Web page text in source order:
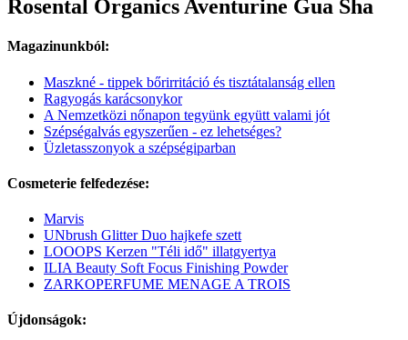
Rosental Organics Aventurine Gua Sha
Magazinunkból:
Maszkné - tippek bőrirritáció és tisztátalanság ellen
Ragyogás karácsonykor
A Nemzetközi nőnapon tegyünk együtt valami jót
Szépségalvás egyszerűen - ez lehetséges?
Üzletasszonyok a szépségiparban
Cosmeterie felfedezése:
Marvis
UNbrush Glitter Duo hajkefe szett
LOOOPS Kerzen "Téli idő" illatgyertya
ILIA Beauty Soft Focus Finishing Powder
ZARKOPERFUME MENAGE A TROIS
Újdonságok: